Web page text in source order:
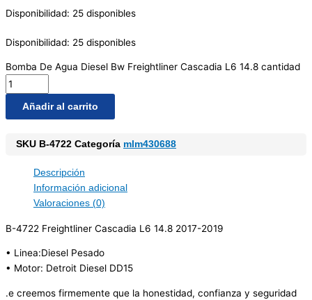
Disponibilidad: 25 disponibles
Disponibilidad: 25 disponibles
Bomba De Agua Diesel Bw Freightliner Cascadia L6 14.8 cantidad
Añadir al carrito
SKU B-4722 Categoría mlm430688
Descripción
Información adicional
Valoraciones (0)
B-4722 Freightliner Cascadia L6 14.8 2017-2019
• Linea:Diesel Pesado
• Motor: Detroit Diesel DD15
.e creemos firmemente que la honestidad, confianza y seguridad